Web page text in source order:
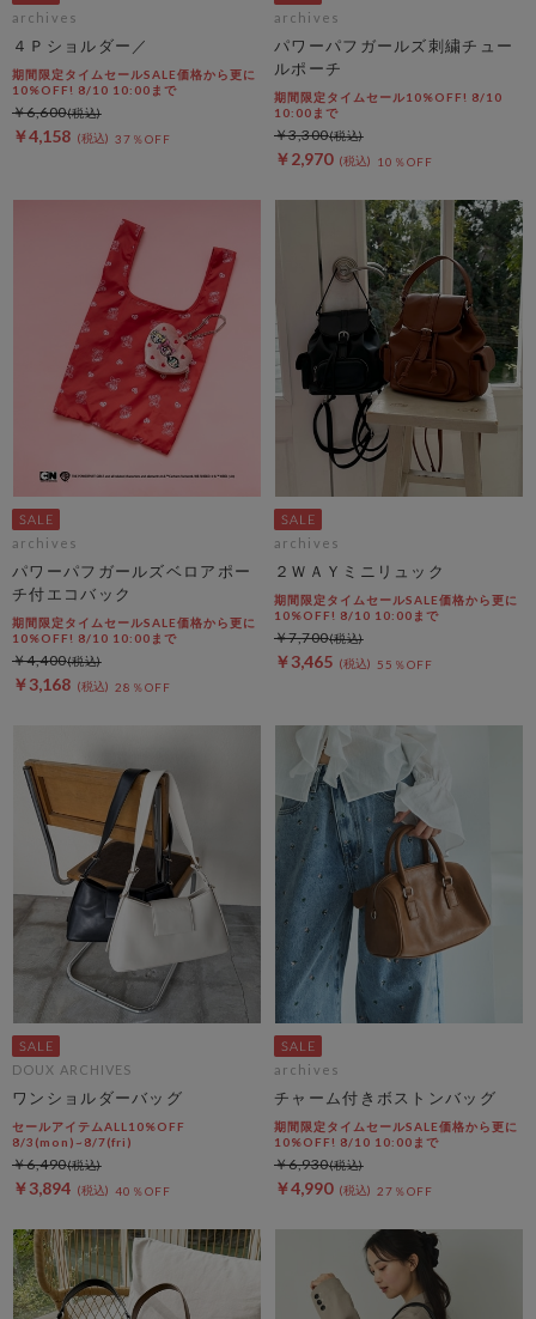
archives
４Ｐショルダー／
期間限定タイムセールSALE価格から更に
10%OFF! 8/10 10:00まで
￥4,158 37％OFF
￥6,600
archives
パワーパフガールズ刺繍チュー
ルポーチ
期間限定タイムセール10%OFF! 8/10
10:00まで
￥2,970 10％OFF
￥3,300
archives
パワーパフガールズベロアポー
チ付エコバック
期間限定タイムセールSALE価格から更に
10%OFF! 8/10 10:00まで
￥3,168 28％OFF
￥4,400
archives
２ＷＡＹミニリュック
期間限定タイムセールSALE価格から更に
10%OFF! 8/10 10:00まで
￥3,465 55％OFF
￥7,700
DOUX ARCHIVES
ワンショルダーバッグ
セールアイテムALL10%OFF
8/3(mon)~8/7(fri)
￥3,894 40％OFF
￥6,490
archives
チャーム付きボストンバッグ
期間限定タイムセールSALE価格から更に
10%OFF! 8/10 10:00まで
￥4,990 27％OFF
￥6,930